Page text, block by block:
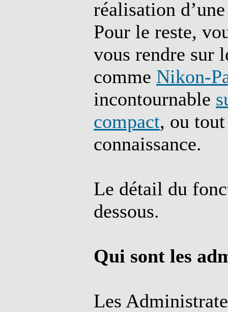
réalisation
Pour le reste,
vous rendre sur
comme Nikon-
incontournable
compact, ou
connaissance.
Le détail du
dessous.
Qui sont les
Les